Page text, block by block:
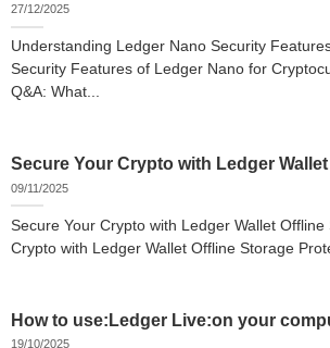
27/12/2025
Understanding Ledger Nano Security
Security Features of Ledger Nano for
Q&A: What...
Secure Your Crypto with Ledger
09/11/2025
Secure Your Crypto with Ledger Wallet
Crypto with Ledger Wallet Offline Storage
How to use:Ledger Live:on your
19/10/2025